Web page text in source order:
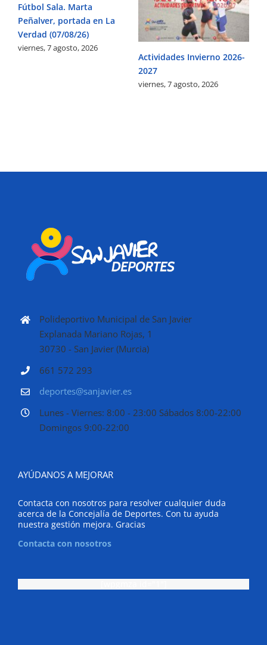
Fútbol Sala. Marta
Peñalver, portada en La
Verdad (07/08/26)
viernes, 7 agosto, 2026
Actividades Invierno 2026-
2027
viernes, 7 agosto, 2026
Polideportivo Municipal de San Javier
Explanada Mariano Rojas, 1
30730 - San Javier (Murcia)
661 572 293
deportes@sanjavier.es
Lunes - Viernes: 8:00 - 23:00 Sábados 8:00-22:00
Domingos 9:00-22:00
AYÚDANOS A MEJORAR
Contacta con nosotros para resolver cualquier duda
acerca de la Concejalía de Deportes. Con tu ayuda
nuestra gestión mejora. Gracias
Contacta con nosotros